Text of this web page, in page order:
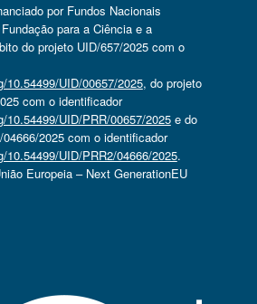
por Fundos Nacionais
para a Ciência e a
do projeto UID/657/2025 com o
10.54499/UID/00657/2025, do projeto
com o identificador
10.54499/UID/PRR/00657/2025e do
2025 com o identificador
10.54499/UID/PRR2/04666/2025.
Europeia – Next GenerationEU